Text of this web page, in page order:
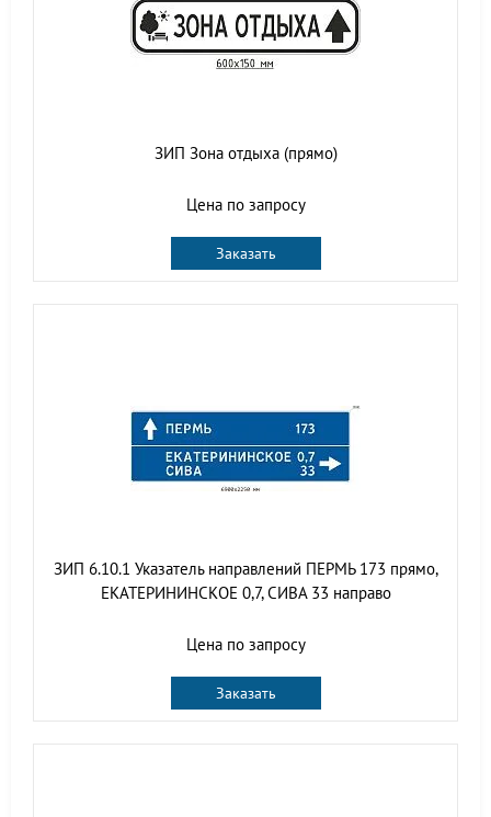
ЗИП Зона отдыха (прямо)
Цена по запросу
Заказать
ЗИП 6.10.1 Указатель направлений ПЕРМЬ 173 прямо,
ЕКАТЕРИНИНСКОЕ 0,7, СИВА 33 направо
Цена по запросу
Заказать